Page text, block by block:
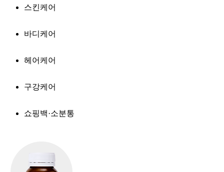
스킨케어
바디케어
헤어케어
구강케어
쇼핑백·소분통